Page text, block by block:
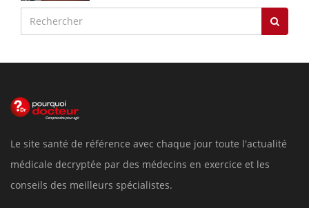
Le site santé de référence avec chaque jour toute l'actualité
médicale decryptée par des médecins en exercice et les
conseils des meilleurs spécialistes.